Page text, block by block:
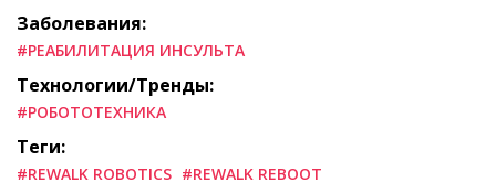
Заболевания:
#РЕАБИЛИТАЦИЯ ИНСУЛЬТА
Технологии/Тренды:
#РОБОТОТЕХНИКА
Теги:
#REWALK ROBOTICS #REWALK REBOOT